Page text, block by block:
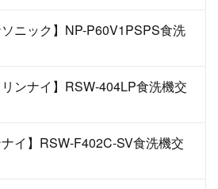
ニック】NP-P60V1PSPS食洗
ンナイ】RSW-404LP食洗機交
イ】RSW-F402C-SV食洗機交